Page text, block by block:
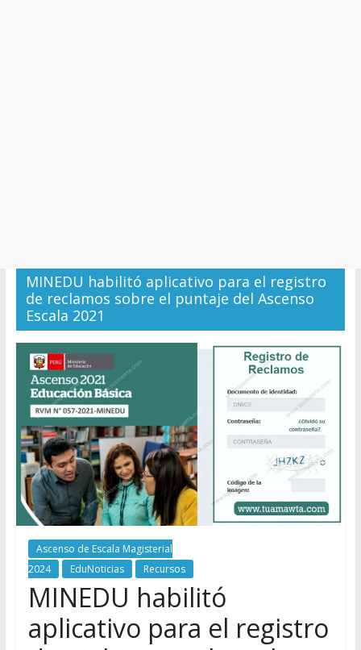
MINEDU habilitó aplicativo para el registro
de reclamos sobre el puntaje del Ascenso
Escala 2021
Ascenso de Escala Magisterial
2024
EduNoticias Recursos
MINEDU habilitó
aplicativo para el registro